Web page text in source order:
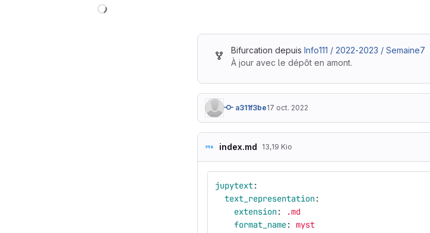
Bifurcation depuis Info111 / 2022-2023 / Semaine7
À jour avec le dépôt en amont.
a311f3be17 oct. 2022
index.md 13,19 Kio
jupytext:
text_representation:
extension:
.md
format_name: myst